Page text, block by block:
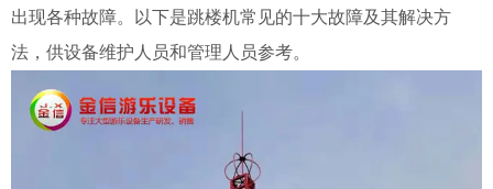
出现各种故障。以下是跳楼机常见的十大故障及其解决方
法，供设备维护人员和管理人员参考。